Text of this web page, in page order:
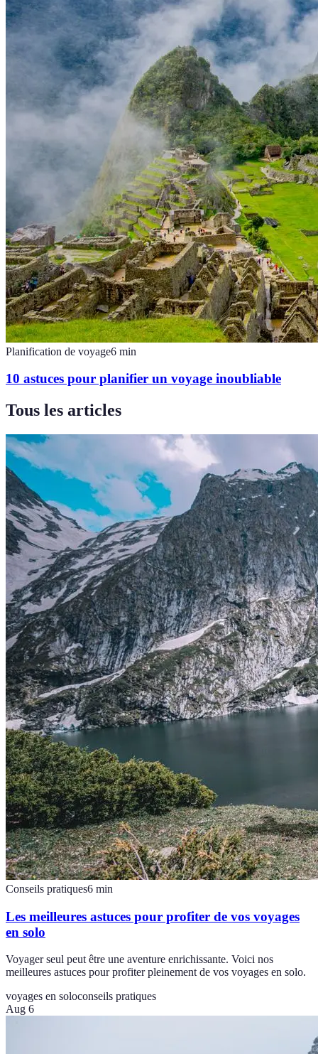
Planification de voyage6 min
10 astuces pour planifier un voyage inoubliable
Tous les articles
Conseils pratiques6 min
Les meilleures astuces pour profiter de vos voyages
en solo
Voyager seul peut être une aventure enrichissante. Voici nos
meilleures astuces pour profiter pleinement de vos voyages en solo.
voyages en soloconseils pratiques
Aug 6